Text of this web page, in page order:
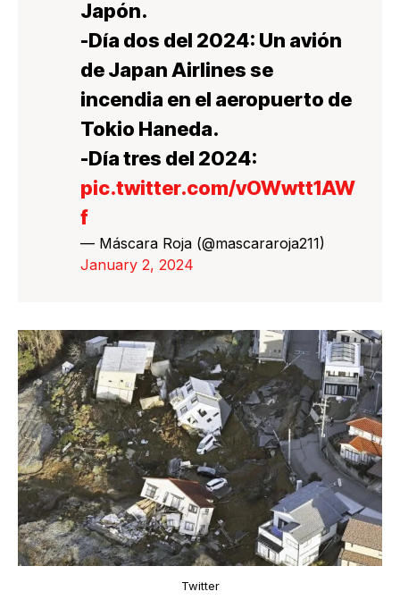
Japón.
-Día dos del 2024: Un avión
de Japan Airlines se
incendia en el aeropuerto de
Tokio Haneda.
-Día tres del 2024:
pic.twitter.com/vOWwtt1AW
f
— Máscara Roja (@mascararoja211)
January 2, 2024
Twitter